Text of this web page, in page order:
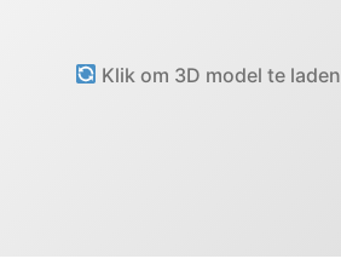
Klik om 3D model te laden